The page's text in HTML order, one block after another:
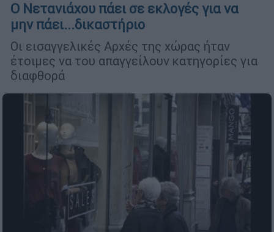
Ο Νετανιάχου πάει σε εκλογές για να
μην πάει...δικαστήριο
Οι εισαγγελικές Αρχές της χώρας ήταν
έτοιμες να του απαγγείλουν κατηγορίες για
διαφθορά